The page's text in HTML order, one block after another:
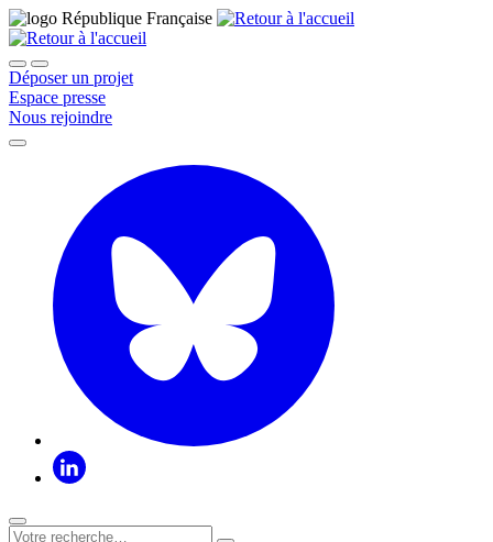
Déposer un projet
Espace presse
Nous rejoindre